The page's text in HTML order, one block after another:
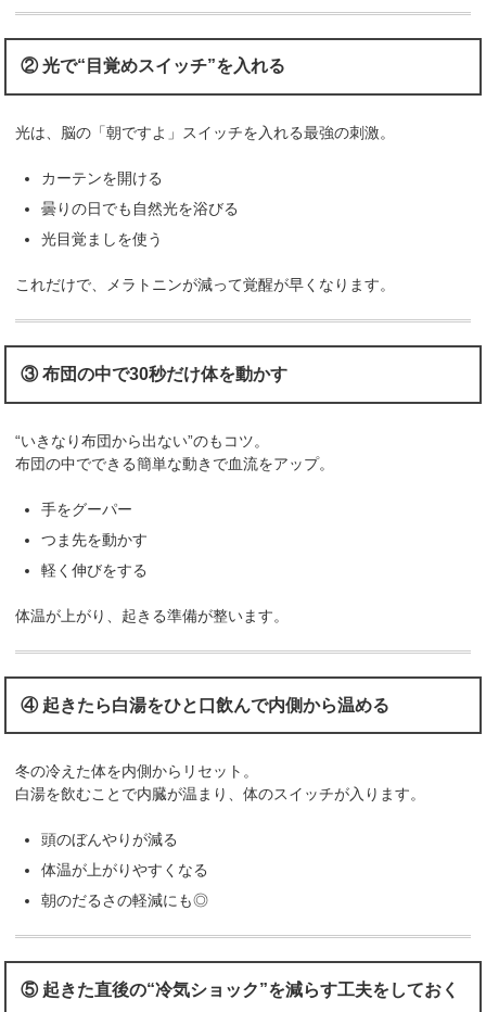
② 光で“目覚めスイッチ”を入れる
光は、脳の「朝ですよ」スイッチを入れる最強の刺激。
カーテンを開ける
曇りの日でも自然光を浴びる
光目覚ましを使う
これだけで、メラトニンが減って覚醒が早くなります。
③ 布団の中で30秒だけ体を動かす
“いきなり布団から出ない”のもコツ。
布団の中でできる簡単な動きで血流をアップ。
手をグーパー
つま先を動かす
軽く伸びをする
体温が上がり、起きる準備が整います。
④ 起きたら白湯をひと口飲んで内側から温める
冬の冷えた体を内側からリセット。
白湯を飲むことで内臓が温まり、体のスイッチが入ります。
頭のぼんやりが減る
体温が上がりやすくなる
朝のだるさの軽減にも◎
⑤ 起きた直後の“冷気ショック”を減らす工夫をしておく